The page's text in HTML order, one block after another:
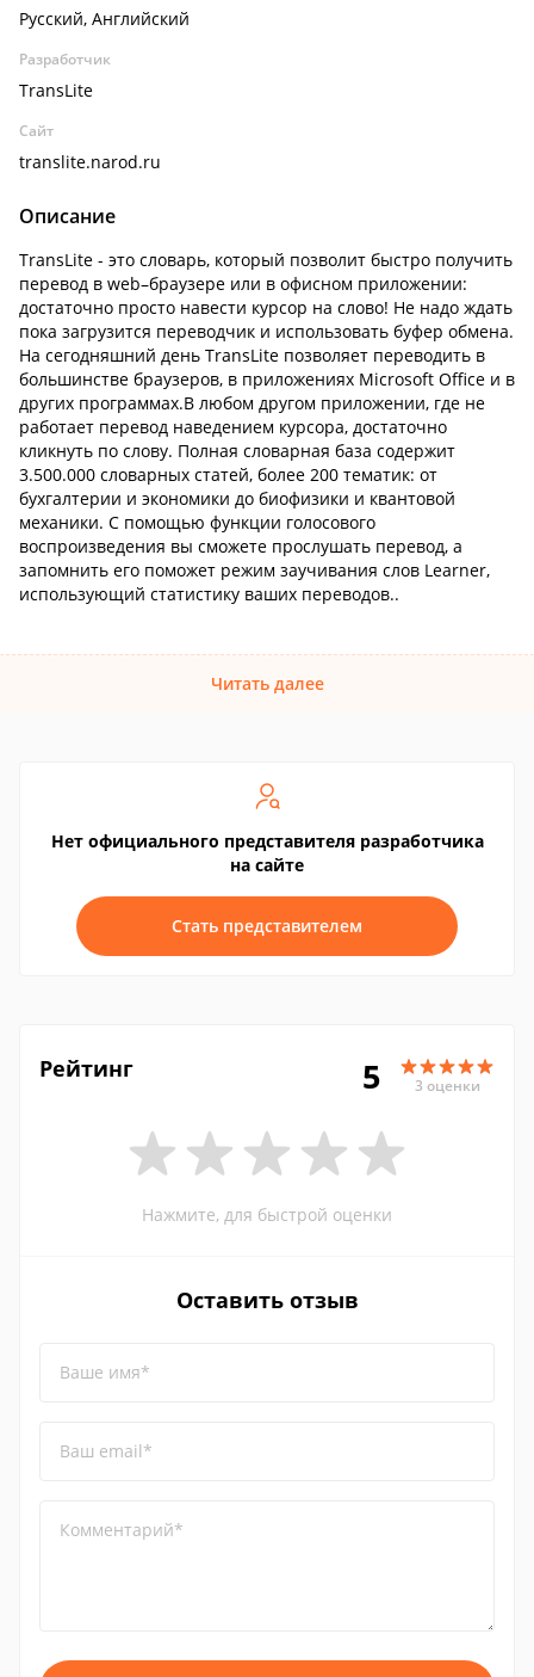
Русский, Английский
Разработчик
TransLite
Сайт
translite.narod.ru
Описание
TransLite - это словарь, который позволит быстро получить
перевод в web–браузере или в офисном приложении:
достаточно просто навести курсор на слово! Не надо ждать
пока загрузится переводчик и использовать буфер обмена.
На сегодняшний день TransLite позволяет переводить в
большинстве браузеров, в приложениях Microsoft Office и в
других программах.В любом другом приложении, где не
работает перевод наведением курсора, достаточно
кликнуть по слову. Полная словарная база содержит
3.500.000 словарных статей, более 200 тематик: от
бухгалтерии и экономики до биофизики и квантовой
механики. С помощью функции голосового
воспроизведения вы сможете прослушать перевод, а
запомнить его поможет режим заучивания слов Learner,
использующий статистику ваших переводов..
Читать далее
Нет официального представителя разработчика
на сайте
Стать представителем
Рейтинг 5 3 оценки
Нажмите, для быстрой оценки
Оставить отзыв
Ваше имя*
Ваш email*
Комментарий*